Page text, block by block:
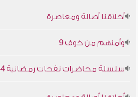
أخلاقنا أصالة ومعاصرة
وأمنهم من خوف 9
سلسلة محاضرات نفحات رمضانية 1444هـ
أخلاقنا أصالة ومعاصرة